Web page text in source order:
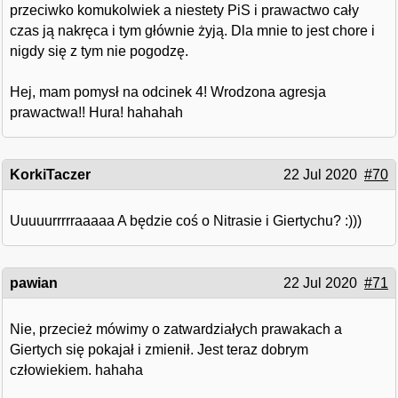
przeciwko komukolwiek a niestety PiS i prawactwo cały
czas ją nakręca i tym głównie żyją. Dla mnie to jest chore i
nigdy się z tym nie pogodzę.
Hej, mam pomysł na odcinek 4! Wrodzona agresja
prawactwa!! Hura! hahahah
KorkiTaczer 22 Jul 2020 #70
Uuuuurrrrraaaaa A będzie coś o Nitrasie i Giertychu? :)))
pawian 22 Jul 2020 #71
Nie, przecież mówimy o zatwardziałych prawakach a
Giertych się pokajał i zmienił. Jest teraz dobrym
człowiekiem. hahaha